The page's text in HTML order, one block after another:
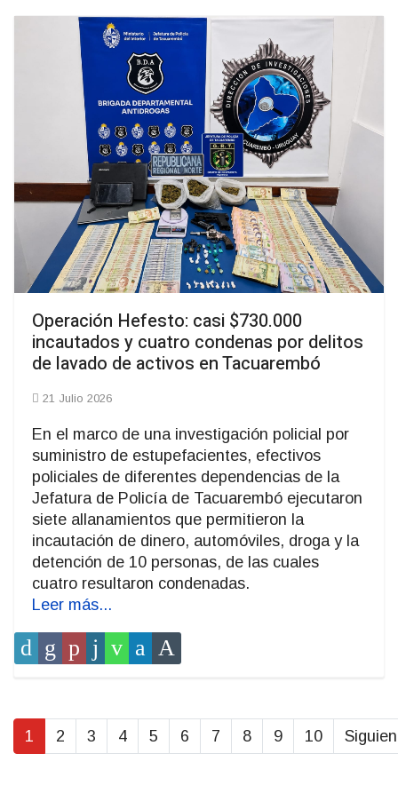
Operación Hefesto: casi $730.000
incautados y cuatro condenas por delitos
de lavado de activos en Tacuarembó
21 Julio 2026
En el marco de una investigación policial por
suministro de estupefacientes, efectivos
policiales de diferentes dependencias de la
Jefatura de Policía de Tacuarembó ejecutaron
siete allanamientos que permitieron la
incautación de dinero, automóviles, droga y la
detención de 10 personas, de las cuales
cuatro resultaron condenadas.
Leer más...
1 2 3 4 5 6 7 8 9 10